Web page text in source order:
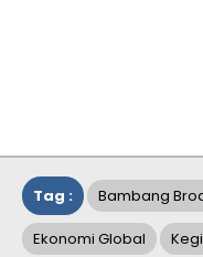
Tag : Bambang
Ekonomi Global